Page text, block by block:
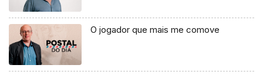
O jogador que mais me comove